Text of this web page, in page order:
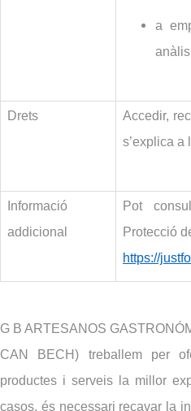
a
Drets
Accedir,
s’explica a
Informació
addicional
Pot
Protecció
https://
G B ARTESANOS
CAN BECH) treballem per
productes i serveis la millor
casos, és necessari recavar la